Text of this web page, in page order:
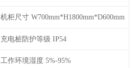
机柜尺寸 W700mm*H1800mm*D600mm
充电桩防护等级 IP54
工作环境湿度 5%-95%